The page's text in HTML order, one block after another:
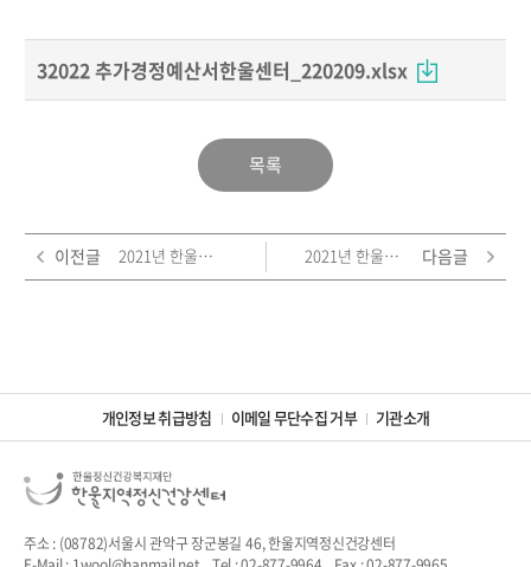
32022 추가경정예산서한울센터_220209.xlsx
목록
이전글 2021년 한울지역정신건강센터 소식지 - 133호 Agian 2021년 한울지역정신건강센터 결산 보고 다음글
개인정보 취급방침 이메일 무단수집 거부 기관소개
주소 : (08782)서울시 관악구 장군봉길 46, 한울지역정신건강센터